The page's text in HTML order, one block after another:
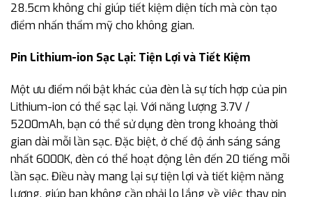
28.5cm không chỉ giúp tiết kiệm diện tích mà còn tạo
điểm nhấn thẩm mỹ cho không gian.
Pin Lithium-ion Sạc Lại: Tiện Lợi và Tiết Kiệm
Một ưu điểm nổi bật khác của đèn là sự tích hợp của pin
Lithium-ion có thể sạc lại. Với năng lượng 3.7V /
5200mAh, bạn có thể sử dụng đèn trong khoảng thời
gian dài mỗi lần sạc. Đặc biệt, ở chế độ ánh sáng sáng
nhất 6000K, đèn có thể hoạt động lên đến 20 tiếng mỗi
lần sạc. Điều này mang lại sự tiện lợi và tiết kiệm năng
lượng, giúp bạn không cần phải lo lắng về việc thay pin